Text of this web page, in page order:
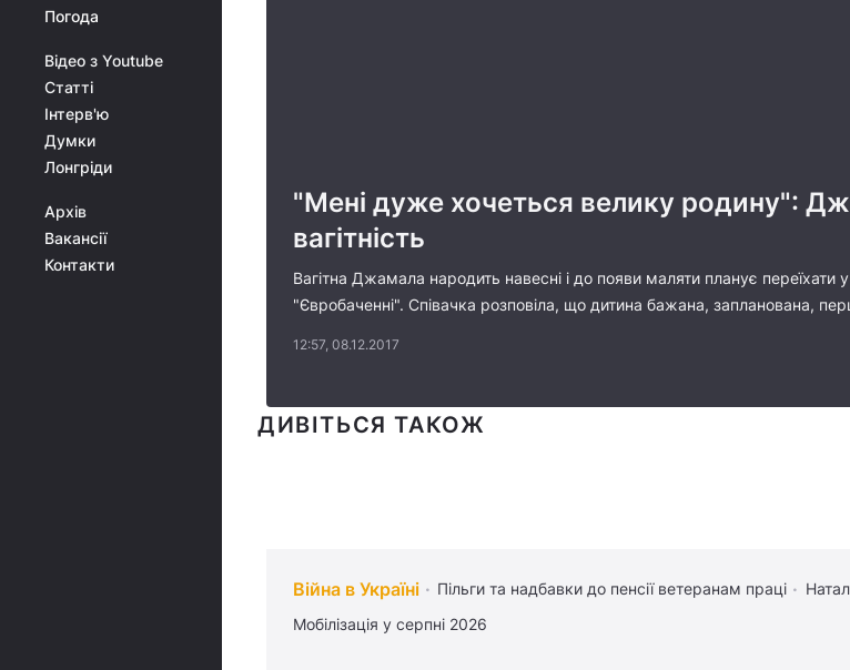
Погода
Відео з Youtube
Статті
Інтерв'ю
Думки
Лонгріди
Архів
Вакансії
Контакти
"Мені дуже хочеться велику родину":
вагітність
Вагітна Джамала народить навесні і до появи маляти планує
"Євробаченні". Співачка розповіла, що дитина бажана, запланована,
12:57, 08.12.2017
ДИВІТЬСЯ ТАКОЖ
Війна в Україні Пільги та надбавки до пенсії ветеранам праці
Мобілізація у серпні 2026